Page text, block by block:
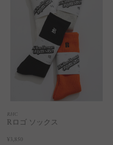
RHC
Rロゴ ソックス
¥3,850